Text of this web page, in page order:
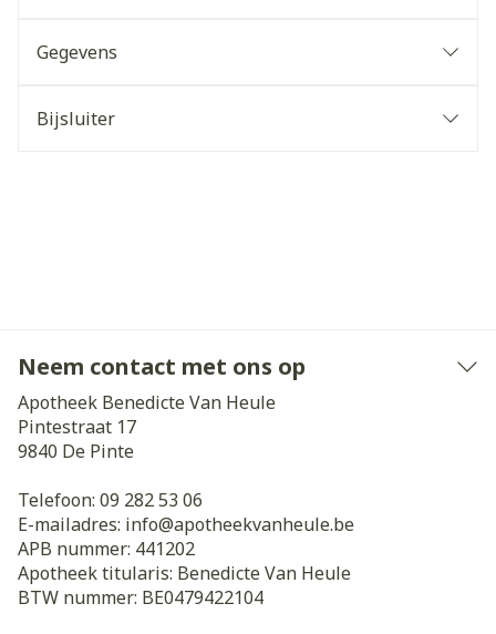
Gegevens
Bijsluiter
Neem contact met ons op
Apotheek Benedicte Van Heule
Pintestraat 17
9840 De Pinte
Telefoon: 09 282 53 06
E-mailadres: info@apotheekvanheule.be
APB nummer: 441202
Apotheek titularis: Benedicte Van Heule
BTW nummer: BE0479422104